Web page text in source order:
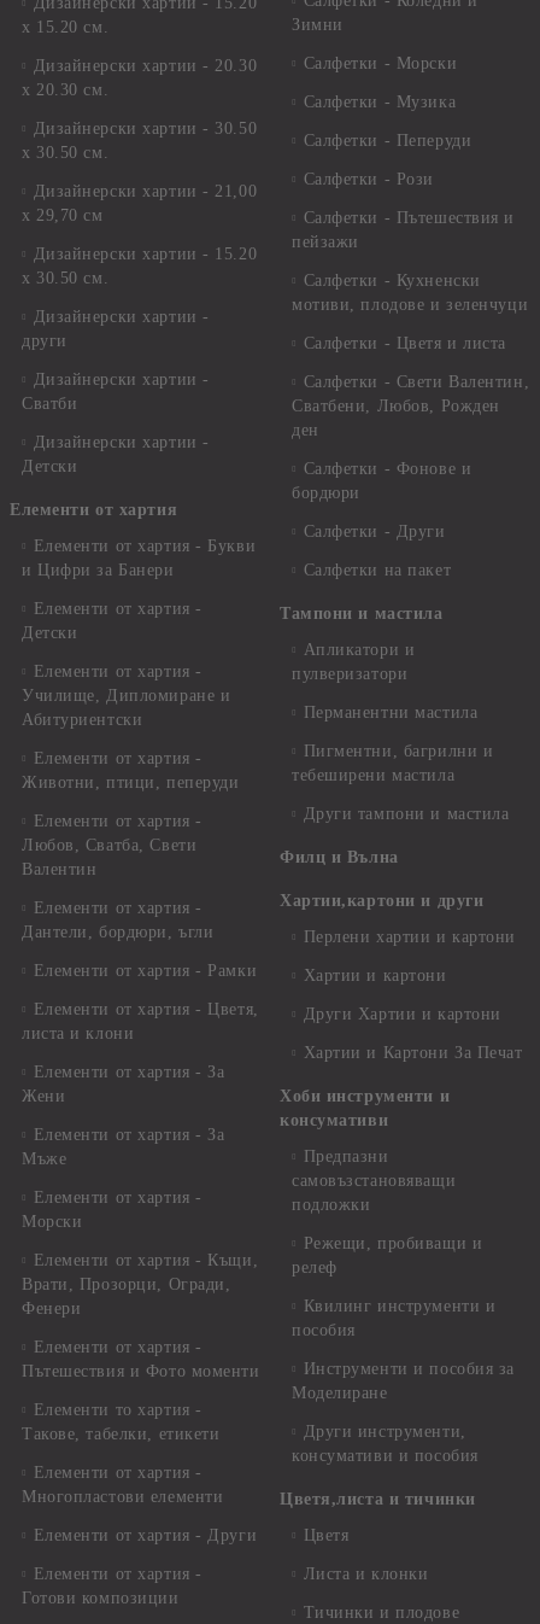
х 15.20 см.
Дизайнерски хартии - 20.30
х 20.30 см.
Дизайнерски хартии - 30.50
х 30.50 см.
Дизайнерски хартии - 21,00
х 29,70 см
Дизайнерски хартии - 15.20
x 30.50 см.
Дизайнерски хартии -
други
Дизайнерски хартии -
Сватби
Дизайнерски хартии -
Детски
Елементи от хартия
Елементи от хартия - Букви
и Цифри за Банери
Елементи от хартия -
Детски
Елементи от хартия -
Училище, Дипломиране и
Абитуриентски
Елементи от хартия -
Животни, птици, пеперуди
Елементи от хартия -
Любов, Сватба, Свети
Валентин
Елементи от хартия -
Дантели, бордюри, ъгли
Елементи от хартия - Рамки
Елементи от хартия - Цветя,
листа и клони
Елементи от хартия - За
Жени
Елементи от хартия - За
Мъже
Елементи от хартия -
Морски
Елементи от хартия - Къщи,
Врати, Прозорци, Огради,
Фенери
Елементи от хартия -
Пътешествия и Фото моменти
Елементи то хартия -
Такове, табелки, етикети
Елементи от хартия -
Многопластови елементи
Елементи от хартия - Други
Елементи от хартия -
Готови композиции
Зимни
Салфетки - Морски
Салфетки - Музика
Салфетки - Пеперуди
Салфетки - Рози
Салфетки - Пътешествия и
пейзажи
Салфетки - Кухненски
мотиви, плодове и зеленчуци
Салфетки - Цветя и листа
Салфетки - Свети Валентин,
Сватбени, Любов, Рожден
ден
Салфетки - Фонове и
бордюри
Салфетки - Други
Салфетки на пакет
Тампони и мастила
Апликатори и
пулверизатори
Перманентни мастила
Пигментни, багрилни и
тебеширени мастила
Други тампони и мастила
Филц и Вълна
Хартии,картони и други
Перлени хартии и картони
Хартии и картони
Други Хартии и картони
Хартии и Картони За Печат
Хоби инструменти и
консумативи
Предпазни
самовъзстановяващи
подложки
Режещи, пробиващи и
релеф
Квилинг инструменти и
пособия
Инструменти и пособия за
Моделиране
Други инструменти,
консумативи и пособия
Цветя,листа и тичинки
Цветя
Листа и клонки
Тичинки и плодове